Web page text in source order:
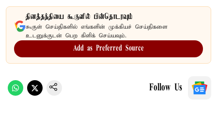
தினத்தந்தியை கூகுளில் பின்தொடரவும்
கூகுள் செய்திகளில் எங்களின் முக்கியச் செய்திகளை
உடனுக்குடன் பெற கிளிக் செய்யவும்.
Add as Preferred Source
Follow Us